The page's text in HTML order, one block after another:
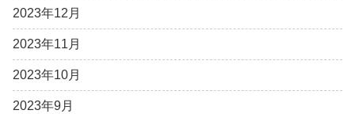
2023年12月
2023年11月
2023年10月
2023年9月